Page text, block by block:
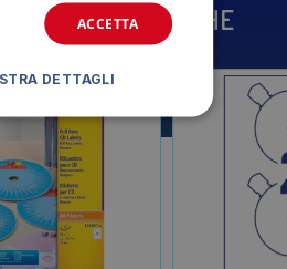
ANCHE
ACCETTA
DETTAGLI